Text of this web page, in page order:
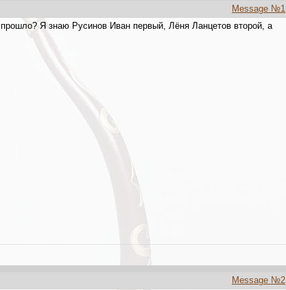
Message №1
прошло? Я знаю Русинов Иван первый, Лёня Ланцетов второй, а
Message №2